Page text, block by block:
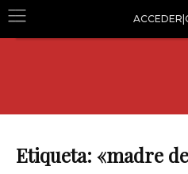
Etiqueta: «madre